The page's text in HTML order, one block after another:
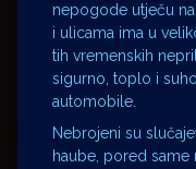
nepogode utječu
i ulicama ima u
tih vremenskih
sigurno, toplo i
automobile.
Nebrojeni su
haube, pored same